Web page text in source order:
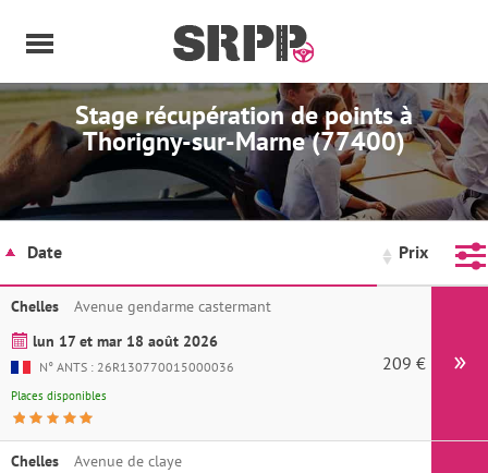
Stage récupération de points à
Thorigny-sur-Marne (77400)
Date Prix
Chelles
Avenue gendarme castermant
lun 17 et mar 18 août 2026
N° ANTS : 26R130770015000036
Places disponibles
209 €
Chelles
Avenue de claye